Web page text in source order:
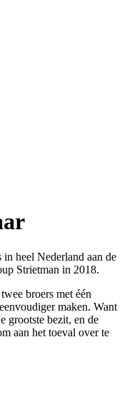
heel Nederland aan de
Strietman in 2018.
broers met één
maken. Want
grootste bezit, en de
aan het toeval over te